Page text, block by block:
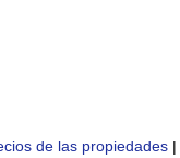
de las propiedades |